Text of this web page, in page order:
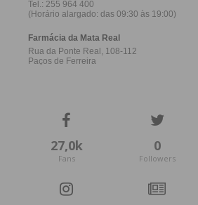
27,0k
Fans
0
Followers